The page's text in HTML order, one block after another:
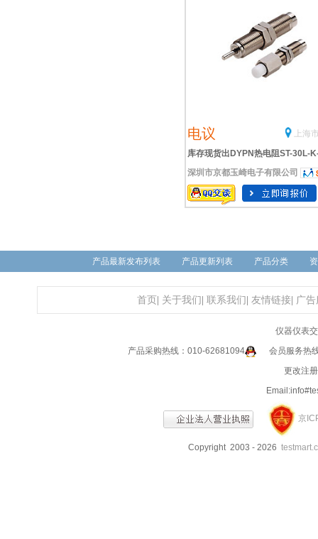
电议
上海
库存现货出DYPN热电阻ST-30L-
1000-3L/A
深圳市京都玉崎电子有限公司
产品最新发布列表 产品更新列表 产品分类
首页 关于我们 联系我们 友情链接| 广告
仪器仪表
产品采购热线：010-62681094
会员服务热
更改注
京
Copyright 2003 - 2026